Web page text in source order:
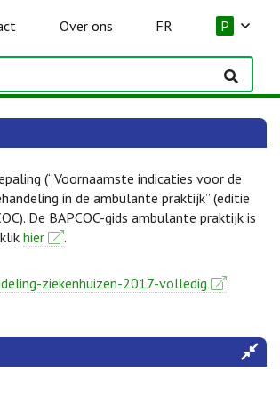
Over ons FR P
(“Voornaamste indicaties voor de
in de ambulante praktijk” (editie
De BAPCOC-gids ambulante praktijk is
hier
.
ziekenhuizen-2017-volledig
.